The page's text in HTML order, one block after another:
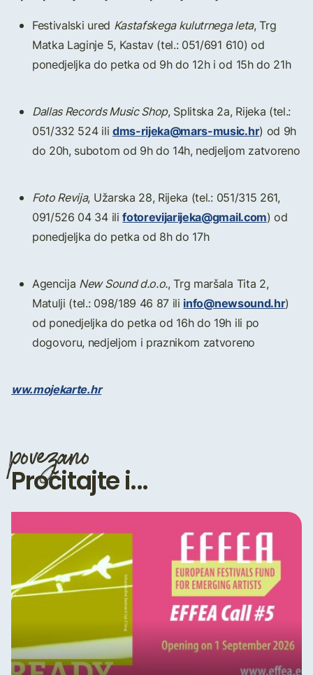
Festivalski ured Kastafskega kulutrnega leta, Trg
Matka Laginje 5, Kastav (tel.: 051/691 610) od
ponedjeljka do petka od 9h do 12h i od 15h do 21h
Dallas Records Music Shop, Splitska 2a, Rijeka (tel.:
051/332 524 ili dms-rijeka@mars-music.hr) od 9h
do 20h, subotom od 9h do 14h, nedjeljom zatvoreno
Foto Revija, Užarska 28, Rijeka (tel.: 051/315 261,
091/526 04 34 ilifotorevijarijeka@gmail.com) od
ponedjeljka do petka od 8h do 17h
Agencija New Sound d.o.o., Trg maršala Tita 2,
Matulji (tel.: 098/189 46 87 ili info@newsound.hr)
od ponedjeljka do petka od 16h do 19h ili po
dogovoru, nedjeljom i praznikom zatvoreno
ww.mojekarte.hr
povezano
Pročitajte i...